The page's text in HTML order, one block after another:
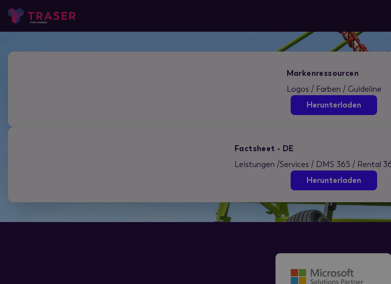
Markenressourcen
Logos / Farben / Guideline
Herunterladen
Factsheet - DE
Leistungen /Services / DMS 365 / Rental
Herunterladen